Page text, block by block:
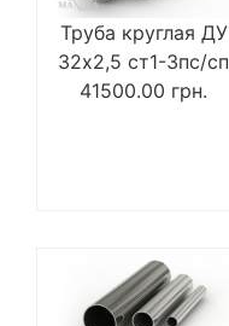
Труба круглая ДУ
32х2,5 ст1-3пс/сп
41500.00 грн.